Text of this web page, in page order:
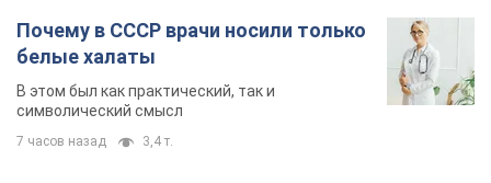
Почему в СССР врачи носили только
белые халаты
В этом был как практический, так и
символический смысл
7 часов назад 3,4 т.